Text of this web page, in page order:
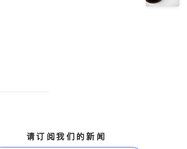
请订阅我们的新闻